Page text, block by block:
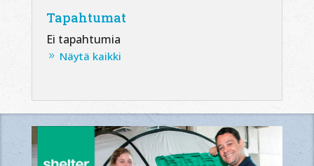
Tapahtumat
Ei tapahtumia
Näytä kaikki